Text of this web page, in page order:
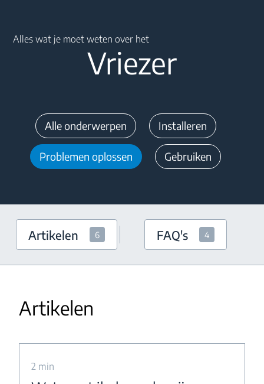
Alles wat je moet weten over het
Vriezer
Alle onderwerpen Installeren
Problemen oplossen Gebruiken
Artikelen 6 FAQ's 4
Artikelen
2 min